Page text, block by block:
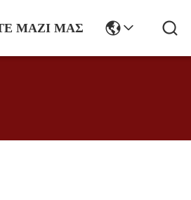
ΜΑΖΊ ΜΑΣ